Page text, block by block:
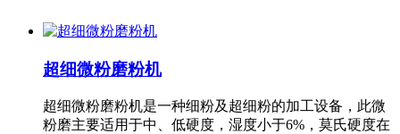
超细微粉磨粉机
超细微粉磨粉机是一种细粉及超细粉的加工设备，此微
粉磨主要适用于中、低硬度，湿度小于6%，莫氏硬度在